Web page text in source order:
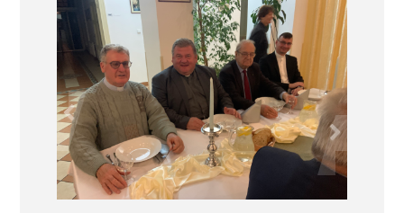
Previous Next